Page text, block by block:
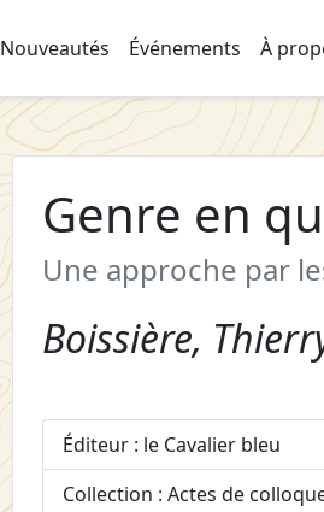
Nouveautés Événements À
Genre en
Une approche par
Boissière,
Éditeur : le Cavalier bleu
Collection : Actes de